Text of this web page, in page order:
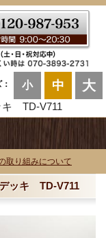
小 中 大
TD-V711
取り組みについて
ッキ TD-V711